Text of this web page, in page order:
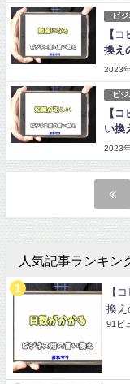
ビ
【
換え
2023
ビ
【
い換
2023
人気記事ランキン
【
換え
91ビ